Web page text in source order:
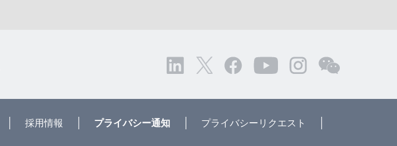
| 採用情報 | プライバシー通知 | プライバシーリクエスト
|